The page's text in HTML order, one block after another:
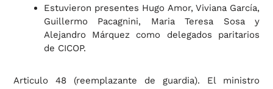
Estuvieron presentes Hugo Amor, Viviana García,
Guillermo Pacagnini, Maria Teresa Sosa y
Alejandro Márquez como delegados paritarios
de CICOP.
Articulo 48 (reemplazante de guardia). El ministro